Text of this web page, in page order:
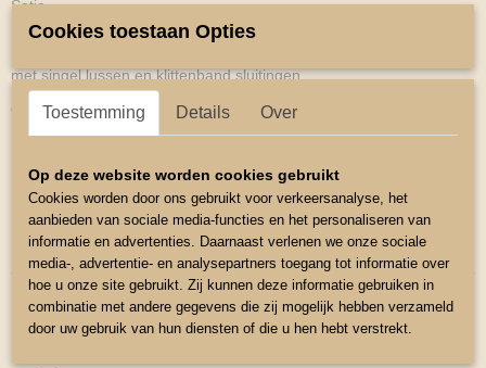
Setje
Mooi zacht gevoerd suede zadeldekje
met singel lussen en klittenband sluitingen .
Oornetje met sierbiesje met steentjes
Kleur Paars.
Maat Dekje ruglengte 50cm
Maat oornrtje Mini Shetlander
Cookies toestaan Opties
Toestemming Details Over
Op deze website worden cookies gebruikt
Cookies worden door ons gebruikt voor verkeersanalyse, het
aanbieden van sociale media-functies en het personaliseren van
informatie en advertenties. Daarnaast verlenen we onze sociale
media-, advertentie- en analysepartners toegang tot informatie over
hoe u onze site gebruikt. Zij kunnen deze informatie gebruiken in
combinatie met andere gegevens die zij mogelijk hebben verzameld
door uw gebruik van hun diensten of die u hen hebt verstrekt.